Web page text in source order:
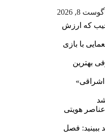
آگوست 8, 2026
که ارزش
با بازی
بهترین
هویتی
۲۰۲۶ که باید ببینید: فصل